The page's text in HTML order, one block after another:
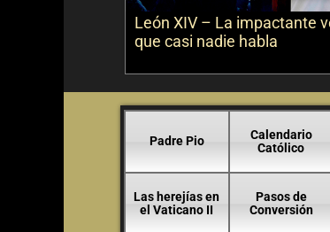
León XIV – La impactante
que casi nadie habla
Padre Pio
Calendario
Católico
Las herejías en
el Vaticano II
Pasos de
Conversión